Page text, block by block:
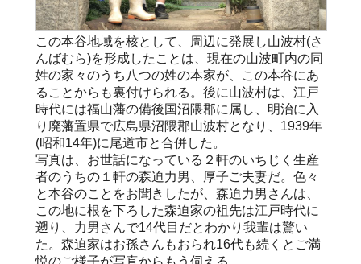
この本谷地域を核として、周辺に発展し山波村(さ
んばむら)を形成したことは、現在の山波町内の同
姓の家々のうち八つの姓の本家が、この本谷にあ
ることからも裏付けられる。後に山波村は、江戸
時代には福山藩の備後国沼隈郡に属し、明治に入
り廃藩置県で広島県沼隈郡山波村となり、1939年
(昭和14年)に尾道市と合併した。
写真は、お世話になっている２軒のいちじく生産
者のうちの１軒の森迫力男、厚子ご夫妻だ。色々
と本谷のことをお聞きしたが、森迫力男さんは、
この地に根を下ろした森迫家の祖先は江戸時代に
遡り、力男さんで14代目だとわかり我輩は驚い
た。森迫家はお孫さんもおられ16代も続くとご満